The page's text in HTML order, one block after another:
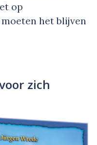
op
het blijven
zich